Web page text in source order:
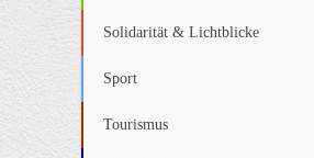
Solidarität & Lichtblicke
Sport
Tourismus